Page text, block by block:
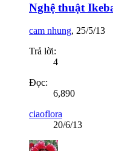
Nghệ thuật
cam nhung, 25/5/13
Trả lời:
4
Đọc:
6,890
ciaoflora
20/6/13